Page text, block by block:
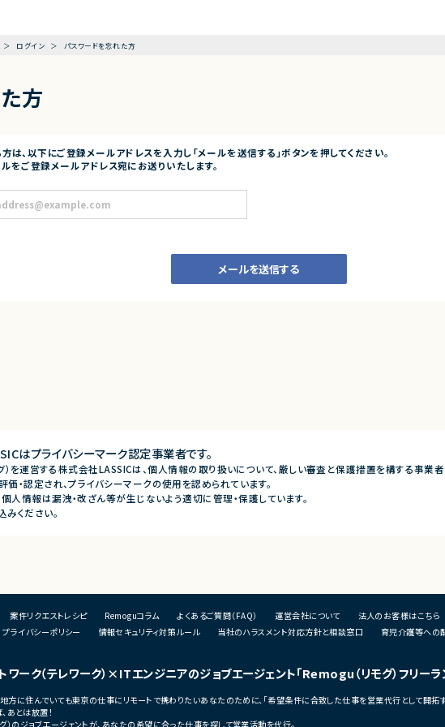
ログイン パスワードを忘れた方
方
、以下にご登録メールアドレスを入力し「メールを送信する」ボタンを押してください。
をご登録メールアドレス宛にお送りいたします。
メールを送信する
はプライバシーマーク認定事業者です。
を運営する株式会社LASSICは、個人情報の取り扱いについて、厳しい審査と保護措置を構する事業者
価・認定され、プライバシーマークの使用を認められています。
人情報は漏洩・改ざん等が生じないよう適切に管理・保護しています。
ください。
案件リクエストレシピ Remoguコラム よくあるご質問（FAQ） 運営会社について 法人のお客様はこちら
プライバシーポリシー 情報セキュリティ対策ルール 当社のハラスメント対応方針と相談窓口 育児介護等への
ーク（テレワーク） ×ITエンジニアのジョブエージェント「Remogu（リモグ）フリーラ
地方に住んでいても東京の仕事にリモートで携わりたいあなたのために、「希望条件に合致した仕事を営業代行として開拓す
あとは放置！
）のジョブエージェントが、あなたの希望に合った仕事を探して営業活動を代行。